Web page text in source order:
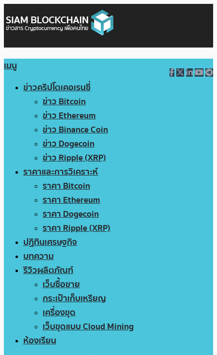
เมนู
ข่าวคริปโตเคอเรนซี่
ข่าว Bitcoin
ข่าว Ethereum
ข่าว Binance Coin
ข่าว Dogecoin
ข่าว Ripple (XRP)
ราคาและการวิเคราะห์
ราคา Bitcoin
ราคา Ethereum
ราคา Dogecoin
ราคา Ripple (XRP)
ปฏิทินเศรษฐกิจ
บทความ
รีวิวผลิตภัณฑ์
เว็บซื้อขาย
กระเป๋าเก็บเหรียญ
เครื่องขุด
เว็บขุดแบบ Cloud Mining
ห้องเรียน